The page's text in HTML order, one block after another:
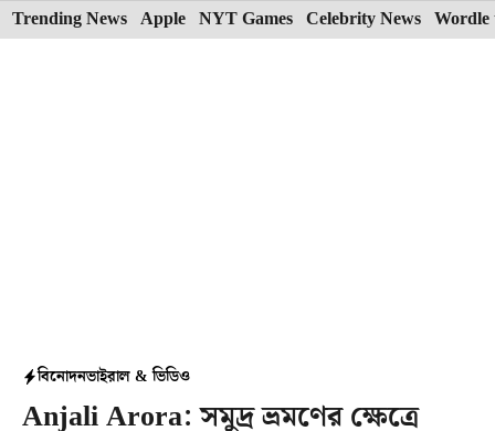
Skip
to
Trending News Apple NYT Games Celebrity News Wordle
বিনোদনভাইরাল & ভিডিও
Anjali Arora: সমুদ্র ভ্রমণের ক্ষেত্রে